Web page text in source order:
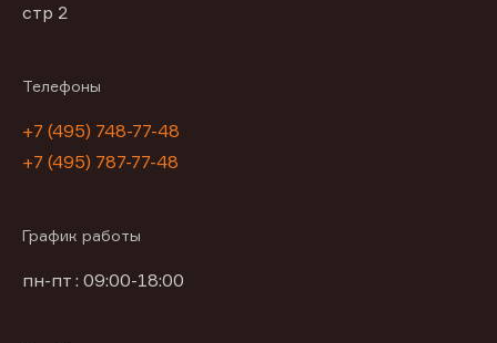
стр 2
Телефоны
+7 (495) 748-77-48
+7 (495) 787-77-48
График работы
пн-пт : 09:00-18:00